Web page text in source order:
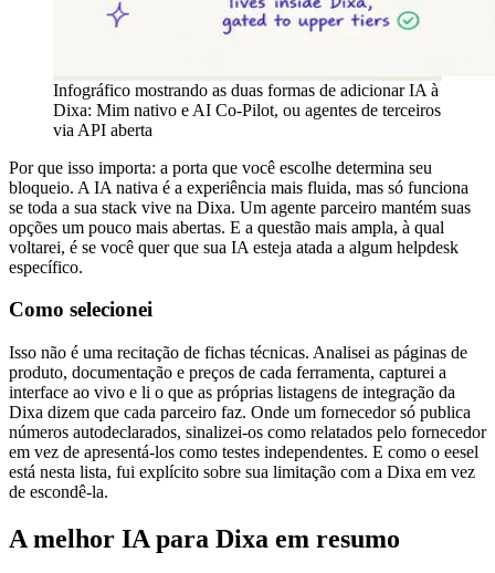
Infográfico mostrando as duas formas de adicionar IA à
Dixa: Mim nativo e AI Co-Pilot, ou agentes de terceiros
via API aberta
Por que isso importa: a porta que você escolhe determina seu
bloqueio. A IA nativa é a experiência mais fluida, mas só funciona
se toda a sua stack vive na Dixa. Um agente parceiro mantém suas
opções um pouco mais abertas. E a questão mais ampla, à qual
voltarei, é se você quer que sua IA esteja atada a algum helpdesk
específico.
Como selecionei
Isso não é uma recitação de fichas técnicas. Analisei as páginas de
produto, documentação e preços de cada ferramenta, capturei a
interface ao vivo e li o que as próprias listagens de integração da
Dixa dizem que cada parceiro faz. Onde um fornecedor só publica
números autodeclarados, sinalizei-os como relatados pelo fornecedor
em vez de apresentá-los como testes independentes. E como o eesel
está nesta lista, fui explícito sobre sua limitação com a Dixa em vez
de escondê-la.
A melhor IA para Dixa em resumo